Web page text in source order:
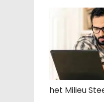
het Milieu